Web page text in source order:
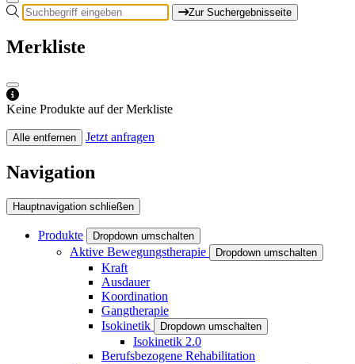
Zur Suchergebnisseite
Merkliste
Keine Produkte auf der Merkliste
Alle entfernen Jetzt anfragen
Navigation
Hauptnavigation schließen
Produkte Dropdown umschalten
Aktive Bewegungstherapie Dropdown umschalten
Kraft
Ausdauer
Koordination
Gangtherapie
Isokinetik
Dropdown umschalten
Isokinetik 2.0
Berufsbezogene Rehabilitation